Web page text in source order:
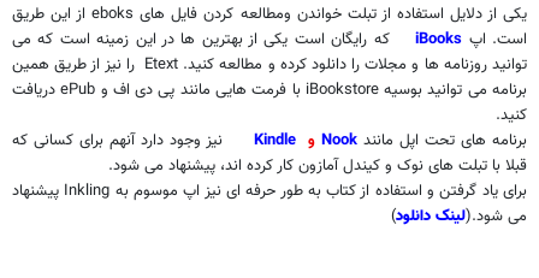
یکی از دلایل استفاده از تبلت خواندن ومطالعه کردن فایل های eboks از این طریق
است. اپ iBooks
که رایگان است یکی از بهترین ها در این زمینه است که می
توانید روزنامه ها و مجلات را دانلود کرده و مطالعه کنید. Etext را نیز از طریق همین
برنامه می توانید بوسیه iBookstore با فرمت هایی مانند پی دی اف و ePub دریافت
کنید.
برنامه های تحت اپل مانندNook وKindle
نیز وجود دارد آنهم برای کسانی که
قبلا با تبلت های نوک و کیندل آمازون کار کرده اند، پیشنهاد می شود.
برای یاد گرفتن و استفاده از کتاب به طور حرفه ای نیز اپ موسوم به Inkling پیشنهاد
می شود.(لینک دانلود)